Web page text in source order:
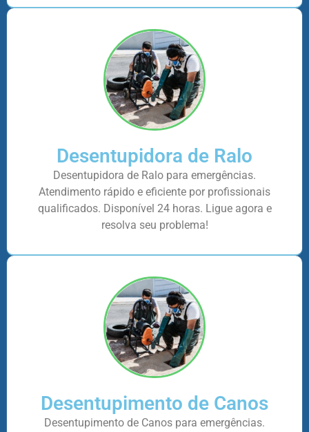
Desentupidora de Ralo
Desentupidora de Ralo para emergências.
Atendimento rápido e eficiente por profissionais
qualificados. Disponível 24 horas. Ligue agora e
resolva seu problema!
Desentupimento de Canos
Desentupimento de Canos para emergências.